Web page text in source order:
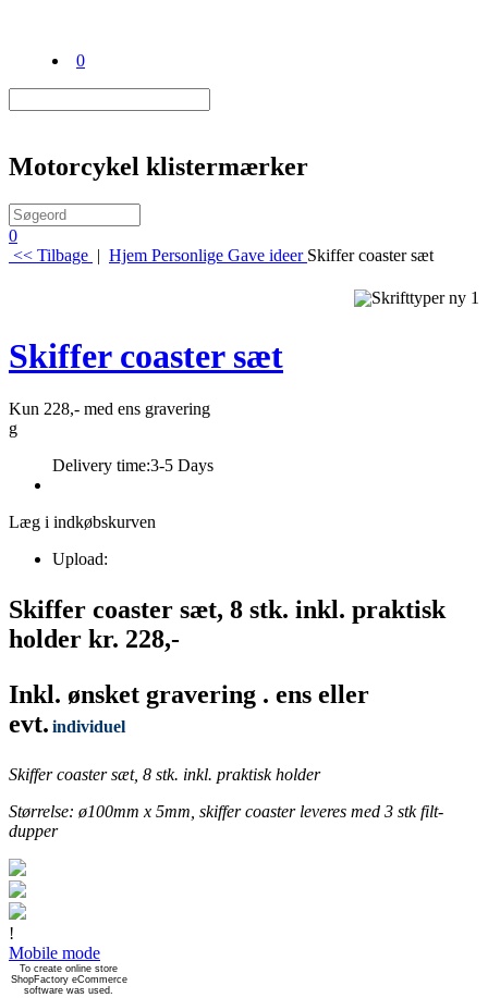
0
Motorcykel klistermærker
0
<< Tilbage | Hjem Personlige Gave ideer Skiffer coaster sæt
Skiffer coaster sæt
Kun 228,- med ens gravering
g
Delivery time:3-5 Days
Læg i indkøbskurven
Upload:
Skiffer coaster sæt, 8 stk. inkl. praktisk
holder kr. 228,-
Inkl. ønsket gravering . ens eller
evt. individuel
Skiffer coaster sæt, 8 stk. inkl. praktisk holder
Størrelse: ø100mm x 5mm, skiffer coaster leveres med 3 stk filt-
dupper
!
Mobile mode
To create online store
ShopFactory eCommerce
software was used.